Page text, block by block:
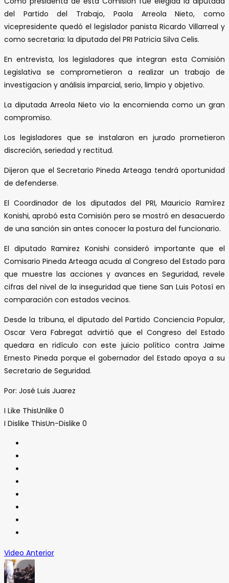
del Partido del Trabajo, Paola Arreola Nieto, como
vicepresidente quedó el legislador panista Ricardo Villarreal y
como secretaria: la diputada del PRI Patricia Silva Celis.
En entrevista, los legisladores que integran esta Comisión
Legislativa se comprometieron a realizar un trabajo de
investigacion y análisis imparcial, serio, limpio y objetivo.
La diputada Arreola Nieto vio la encomienda como un gran
compromiso.
Los legisladores que se instalaron en jurado prometieron
discreción, seriedad y rectitud.
Dijeron que el Secretario Pineda Arteaga tendrá oportunidad
de defenderse.
El Coordinador de los diputados del PRI, Mauricio Ramírez
Konishi, aprobó esta Comisión pero se mostró en desacuerdo
de una sanción sin antes conocer la postura del funcionario.
El diputado Ramirez Konishi consideró importante que el
Comisario Pineda Arteaga acuda al Congreso del Estado para
que muestre las acciones y avances en Seguridad, revele
cifras del nivel de la inseguridad que tiene San Luis Potosí en
comparación con estados vecinos.
Desde la tribuna, el diputado del Partido Conciencia Popular,
Oscar Vera Fabregat advirtió que el Congreso del Estado
quedara en ridículo con este juicio político contra Jaime
Ernesto Pineda porque el gobernador del Estado apoya a su
Secretario de Seguridad.
Por: José Luis Juarez
I Like ThisUnlike 0
I Dislike ThisUn-Dislike 0
Video Anterior